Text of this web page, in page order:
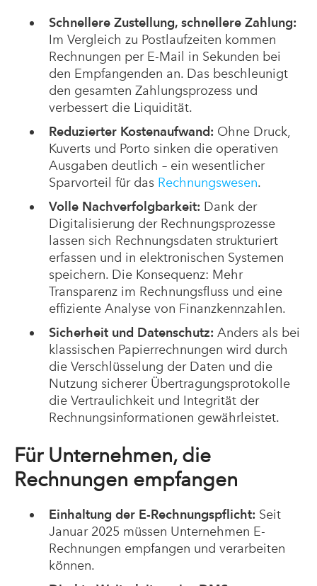
Schnellere Zustellung, schnellere Zahlung:
Im Vergleich zu Postlaufzeiten kommen
Rechnungen per E-Mail in Sekunden bei
den Empfangenden an. Das beschleunigt
den gesamten Zahlungsprozess und
verbessert die Liquidität.
Reduzierter Kostenaufwand: Ohne Druck,
Kuverts und Porto sinken die operativen
Ausgaben deutlich – ein wesentlicher
Sparvorteil für das Rechnungswesen.
Volle Nachverfolgbarkeit: Dank der
Digitalisierung der Rechnungsprozesse
lassen sich Rechnungsdaten strukturiert
erfassen und in elektronischen Systemen
speichern. Die Konsequenz: Mehr
Transparenz im Rechnungsfluss und eine
effiziente Analyse von Finanzkennzahlen.
Sicherheit und Datenschutz: Anders als bei
klassischen Papierrechnungen wird durch
die Verschlüsselung der Daten und die
Nutzung sicherer Übertragungsprotokolle
die Vertraulichkeit und Integrität der
Rechnungsinformationen gewährleistet.
Für Unternehmen, die
Rechnungen empfangen
Einhaltung der E-Rechnungspflicht: Seit
Januar 2025 müssen Unternehmen E-
Rechnungen empfangen und verarbeiten
können.